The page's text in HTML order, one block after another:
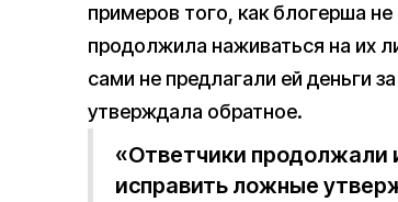
примеров того, как блогерша
продолжила наживаться на их
сами не предлагали ей деньги
утверждала обратное.
«Ответчики продолжали
исправить ложные